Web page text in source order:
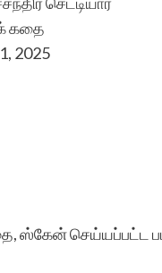
கதை
2025
ஸ்கேன் செய்யப்பட்ட